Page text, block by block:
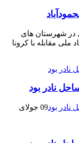
در شهر‌ستان های
ملی مقابله با کرونا
نادر بود
09 جولای